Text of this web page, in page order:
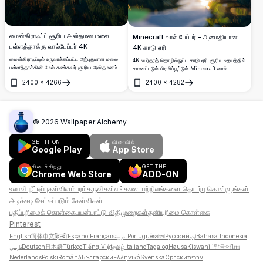
மைன்கிராஃப்ட் சூரிய அஸ்தமன மலை
பள்ளத்தாக்கு வால்பேப்பர் 4K
மைன்கிராஃப்டில் உருவாக்கப்பட்ட அற்புதமான மலை
பள்ளத்தாக்கின் மேல் கண்கவர் சூரிய அஸ்தமனம்.
புல்வெளிகள் மற்றும் வியக்கத்தக்க இளஞ்சிவப்பு-
2400 × 4266
திறக்கவும்
Minecraft வால் பேப்பர் - அமைதியான
4K காடு ஏரி
4K உயர்தரத் தொழில்நுட்ப காடு ஏரி சூரிய உதயத்தில்
காணப்படும் பிரமிப்பூட்டும் Minecraft வால்
பச்சை மரங்களும் விசயமான தாவரமும்
மேம்படுத்துகிறது.
2400 × 4282
திறக்கவும்
© 2026 Wallpaper Alchemy
GET IT ON
Google Play
விரைவில்
App Store
கிடைக்கிறது
Chrome Web Store
GET THE
ADD-ON
உலாவி நீட்டிப்புகள்விளம்பரம்கருவிகள்எங்களை பற்றிஎங்களை தொடர்பு கொள்ளுங்கள்
அடிக்கடி கேட்கப்படும் கேள்விகள்
பதிப்புரிமைக் கொள்கைபயன்பாட்டு விதிமுறைகள்தனியுரிமை கொள்கை
Pinterest
English简体中文हिन्दीEspañolFrançaisالعربيةPortuguêsবাংলাРусскийاردوBahasa Indonesia
فارسیDeutsch 日本語TürkçeTiếng Việtதமிழ்ItalianoTagalogHausaKiswahili한국어ไทย
NederlandsPolskiRomânăБългарскиΕλληνικάSvenskaСрпскиעברית